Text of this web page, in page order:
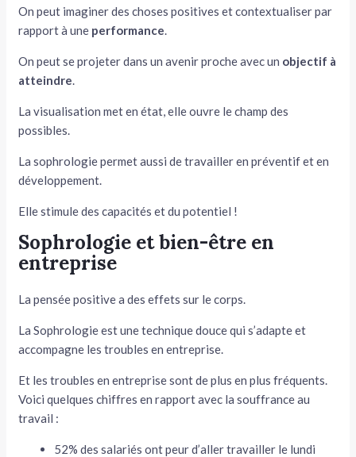
On peut imaginer des choses positives et contextualiser par
rapport à une performance.
On peut se projeter dans un avenir proche avec un objectif à
atteindre.
La visualisation met en état, elle ouvre le champ des
possibles.
La sophrologie permet aussi de travailler en préventif et en
développement.
Elle stimule des capacités et du potentiel !
Sophrologie et bien-être en
entreprise
La pensée positive a des effets sur le corps.
La Sophrologie est une technique douce qui s’adapte et
accompagne les troubles en entreprise.
Et les troubles en entreprise sont de plus en plus fréquents.
Voici quelques chiffres en rapport avec la souffrance au
travail :
52% des salariés ont peur d’aller travailler le lundi